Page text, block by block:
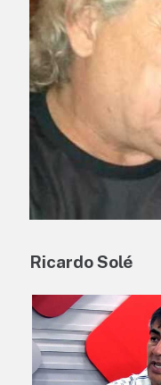
Ricardo Solé